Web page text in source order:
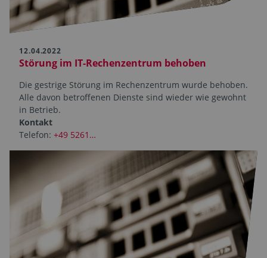
12.04.2022
Störung im IT-Rechen­zentrum behoben
Die gestrige Störung im Rechen­zentrum wurde behoben.
Alle davon betroffenen Dienste sind wieder wie gewohnt
in Betrieb.
Kontakt
Telefon: +49 5261…